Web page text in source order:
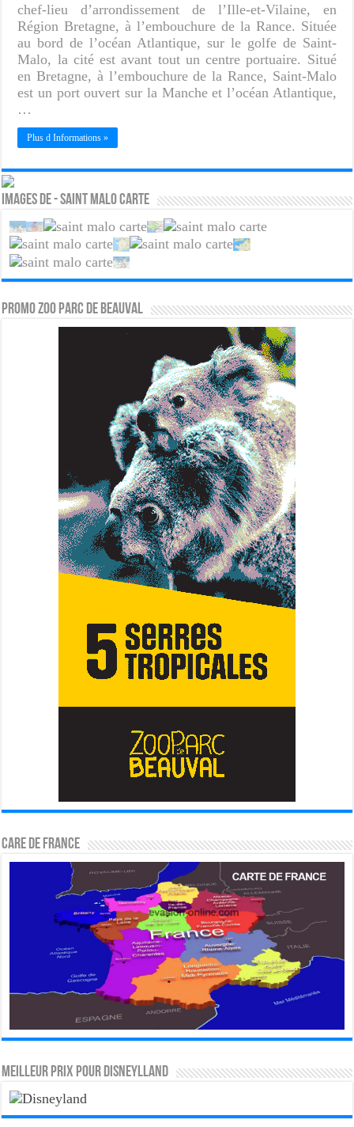
chef-lieu d’arrondissement de l’Ille-et-Vilaine, en
Région Bretagne, à l’embouchure de la Rance. Située
au bord de l’océan Atlantique, sur le golfe de Saint-
Malo, la cité est avant tout un centre portuaire. Situé
en Bretagne, à l’embouchure de la Rance, Saint-Malo
est un port ouvert sur la Manche et l’océan Atlantique,
…
Plus d Informations »
Images de - Saint Malo carte
PROMO ZOO PARC DE BEAUVAL
CARE DE FRANCE
MEILLEUR PRIX POUR DISNEYLLAND